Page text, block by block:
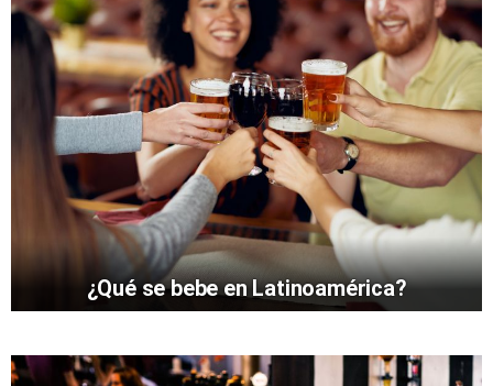
¿Qué se bebe en Latinoamérica?